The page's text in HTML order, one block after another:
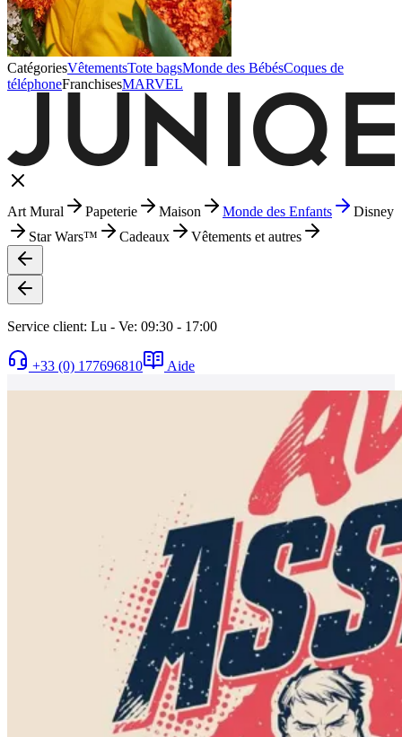
CatégoriesVêtementsTote bagsMonde des BébésCoques de
téléphoneFranchisesMARVEL
Art Mural Papeterie Maison Monde des Enfants
Disney
Star Wars™
Cadeaux Vêtements et autres
Service client: Lu - Ve: 09:30 - 17:00
+33 (0) 177696810 Aide